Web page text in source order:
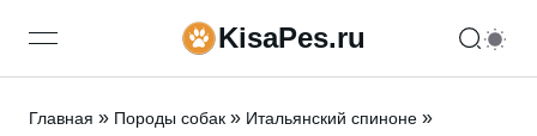
open navigation menuKisaPes.ru
Главная » Породы собак » Итальянский спиноне »